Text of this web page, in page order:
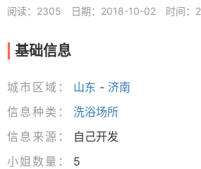
阅读：2305 日期：2018-10-02 时间：
基础信息
城市区域： 山东 - 济南
信息种类：
洗浴场所
信息来源：
自己开发
小姐数量：
5